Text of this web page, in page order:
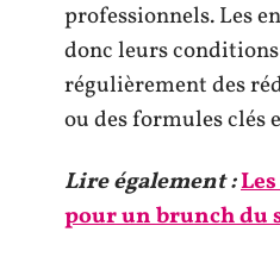
professionnels. Les
donc leurs
régulièrement des
ou des formules clés
Lire également :
pour un brunch du